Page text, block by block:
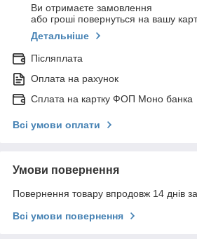
Ви отримаєте замовлення
або гроші повернуться на вашу
Детальніше
Післяплата
Оплата на рахунок
Сплата на картку ФОП Моно банка
Всі умови оплати
Умови повернення
Повернення товару впродовж 14 днів
Всі умови повернення